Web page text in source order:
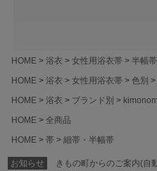
HOME 浴衣 女性用浴衣帯 半幅
HOME
浴衣 女性用浴衣帯 色別
HOME
浴衣 ブランド別
HOME
全商品
HOME
帯 細帯・半幅帯
お知らせ
きもの町からのご案内(自